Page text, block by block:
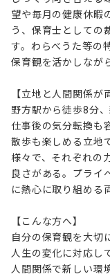
望や毎月の健康休暇
う、保育士としての
す。わらべうた等の
保育観を活かしなが
【立地と人間関係が
野方駅から徒歩8分
仕事後の気分転換も
散歩も楽しめる立地
様々で、それぞれの
良さがある。プライ
に熱心に取り組める
【こんな方へ】
自分の保育観を大切
人生の変化に対応し
人間関係で新しい環